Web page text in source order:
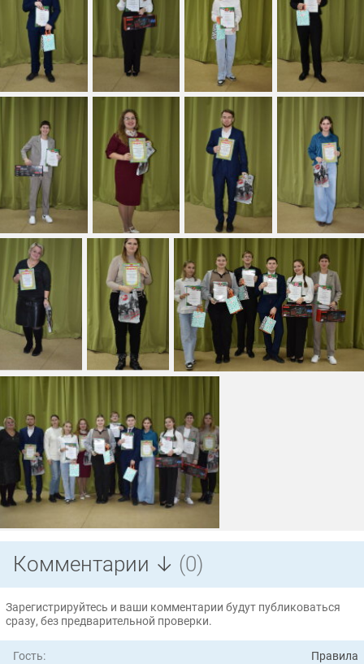
Комментарии ↓ (0)
Зарегистрируйтесь и ваши комментарии будут публиковаться
сразу, без предварительной проверки.
Гость: Правила